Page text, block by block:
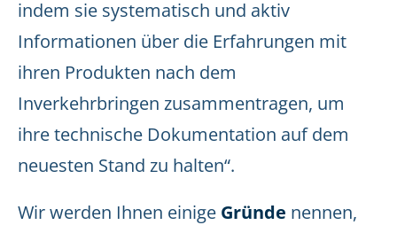
indem sie systematisch und aktiv
Informationen über die Erfahrungen mit
ihren Produkten nach dem
Inverkehrbringen zusammentragen, um
ihre technische Dokumentation auf dem
neuesten Stand zu halten“.
Wir werden Ihnen einige Gründe nennen,